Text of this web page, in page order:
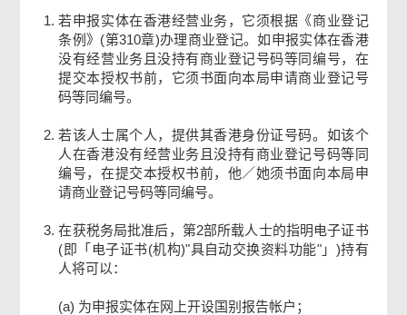
若申报实体在香港经营业务，它须根据《商业登记
条例》(第310章)办理商业登记。如申报实体在香港
没有经营业务且没持有商业登记号码等同编号，在
提交本授权书前，它须书面向本局申请商业登记号
码等同编号。
若该人士属个人，提供其香港身份证号码。如该个
人在香港没有经营业务且没持有商业登记号码等同
编号，在提交本授权书前，他／她须书面向本局申
请商业登记号码等同编号。
在获税务局批准后，第2部所载人士的指明电子证书
(即「电子证书(机构)"具自动交换资料功能"」)持有
人将可以：
(a) 为申报实体在网上开设国别报告帐户；